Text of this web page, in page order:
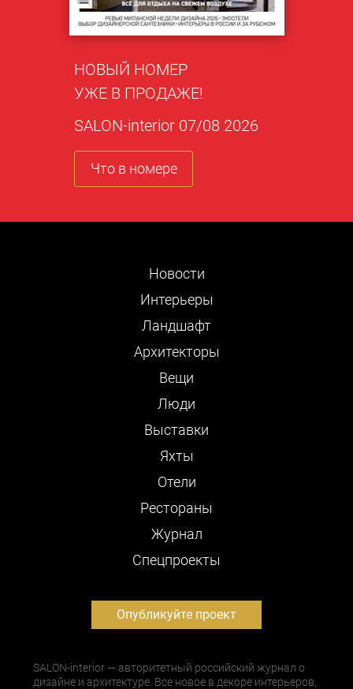
НОВЫЙ НОМЕР
УЖЕ В ПРОДАЖЕ!
SALON-interior 07/08 2026
Что в номере
Новости
Интерьеры
Ландшафт
Архитекторы
Вещи
Люди
Выставки
Яхты
Отели
Рестораны
Журнал
Cпецпроекты
Опубликуйте проект
SALON-interior — авторитетный российский журнал о
дизайне и архитектуре. Все новое в декоре интерьеров,